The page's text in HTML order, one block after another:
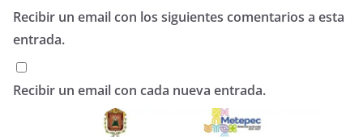
Recibir un email con los siguientes comentarios a esta
entrada.
Recibir un email con cada nueva entrada.